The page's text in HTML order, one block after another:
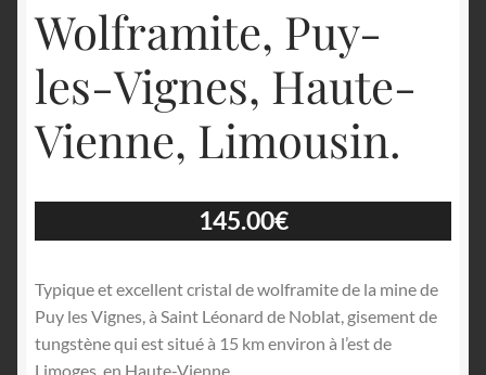
Wolframite, Puy-
les-Vignes, Haute-
Vienne, Limousin.
145.00€
Typique et excellent cristal de wolframite de la mine de
Puy les Vignes, à Saint Léonard de Noblat, gisement de
tungstène qui est situé à 15 km environ à l’est de
Limoges, en Haute-Vienne.